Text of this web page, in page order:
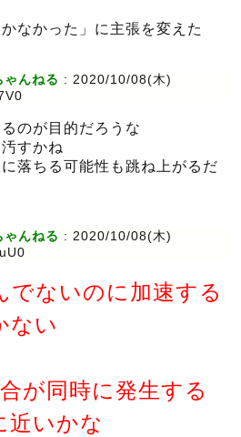
なかった」に主張を変えた
んねる : 2020/10/08(木)
のが目的だろうな
すかね
落ちる可能性も跳ね上がるだ
んねる : 2020/10/08(木)
でないのに加速する
ない
が同時に発生する
近いかな